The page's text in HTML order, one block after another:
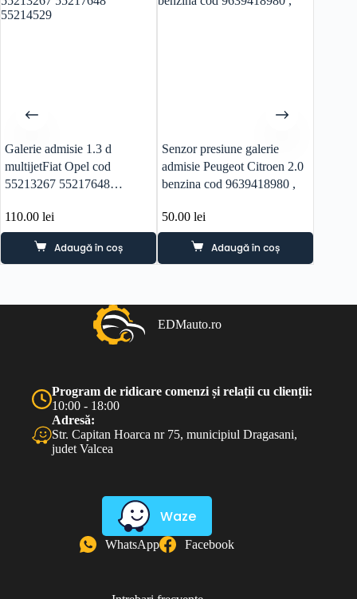
Galerie admisie 1.3 d
multijetFiat Opel cod
55213267 55217648
110.00 lei
Adaugă în coș
Senzor presiune galerie
admisie Peugeot Citroen 2.0
benzina cod 9639418980 ,
50.00lei
Adaugă în coș
EDMauto.ro
Program de ridicare comenzi și relații cu clienții:
10:00 - 18:00
Adresă:
Str. Capitan Hoarca nr 75, municipiul Dragasani,
judet Valcea
Waze
WhatsApp Facebook